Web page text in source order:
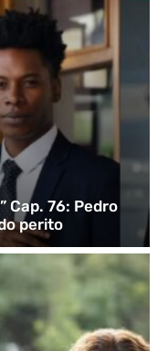
Cap. 76: Pedro
perito